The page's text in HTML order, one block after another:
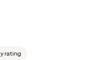
rating